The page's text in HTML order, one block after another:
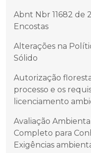
Abnt Nbr 11682 de
Encostas
Alterações na
Sólido
Autorização
processo e os
licenciamento
Avaliação
Completo para
Exigências